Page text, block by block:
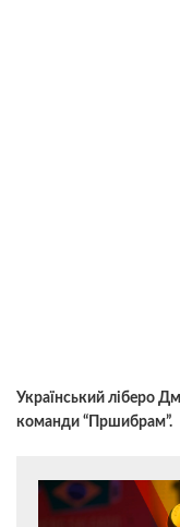
Український ліберо
команди “Пршибрам”.